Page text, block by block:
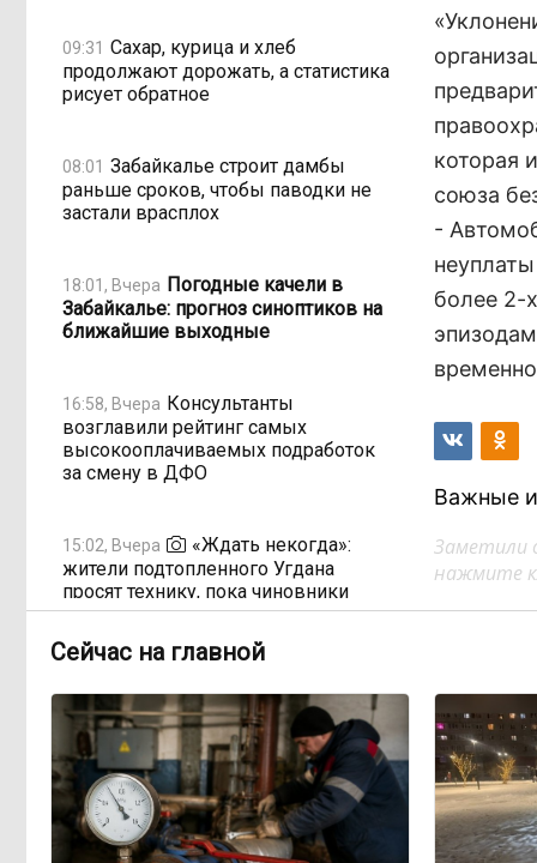
09:31 Сахар, курица и хлеб
продолжают дорожать, а статистика
рисует обратное
08:01 Забайкалье строит дамбы
раньше сроков, чтобы паводки не
застали врасплох
18:01, Вчера Погодные качели в
Забайкалье: прогноз синоптиков на
ближайшие выходные
16:58, Вчера Консультанты
возглавили рейтинг самых
высокооплачиваемых подработок
за смену в ДФО
15:02, Вчера
«Ждать некогда»:
жители подтопленного Угдана
просят технику, пока чиновники
разводят руками
легализует топливо стандарта
«Евро-2»
12:33, Вчера Власти: Забайкалье
переживает туристический бум
которая
союза
-
более 2-
Важные
Заметили
нажмите
Сейчас на главной